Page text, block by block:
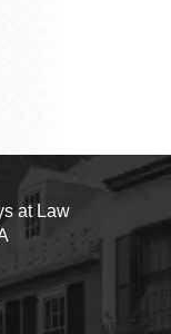
at Law